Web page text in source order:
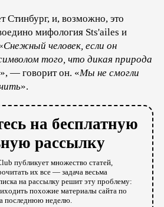
Стинбург, и, возможно, это
мифология Sts'ailes и
Снежный человек, если он
того, что дикая природа
», — говорит он. «Мы не смогли
».
на бесплатную
рассылку
публикует множество статей,
их все — задача весьма
на рассылку решит эту проблему:
похожие материалы сайта по
последнюю неделю.